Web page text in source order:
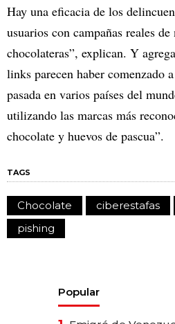
Hay una eficacia de los
usuarios con campañas reales
chocolateras”, explican. Y
links parecen haber comenzado
pasada en varios países del
utilizando las marcas más
chocolate y huevos de pascua”.
TAGS
Chocolate ciberestafas
pishing
Popular